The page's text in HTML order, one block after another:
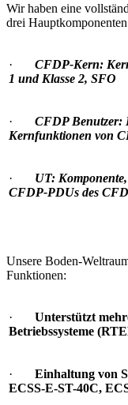
Wir haben eine
drei
· CFDP-Kern:
1 und Klasse 2, SFO
· CFDP Benutzer:
Kernfunktionen von
· UT:
CFDP-PDUs des
Unsere Boden-
Funktionen:
· Unterstützt
Betriebssysteme
· Einhaltung von
ECSS-E-ST-40C,